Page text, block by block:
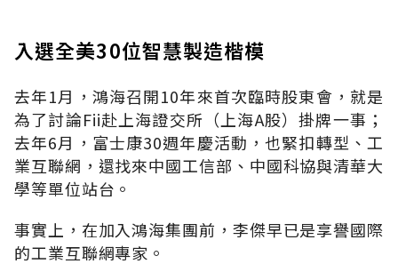
入選全美30位智慧製造楷模
去年1月，鴻海召開10年來首次臨時股東會，就是
為了討論Fii赴上海證交所（上海A股）掛牌一事；
去年6月，富士康30週年慶活動，也緊扣轉型、工
業互聯網，還找來中國工信部、中國科協與清華大
學等單位站台。
事實上，在加入鴻海集團前，李傑早已是享譽國際
的工業互聯網專家。